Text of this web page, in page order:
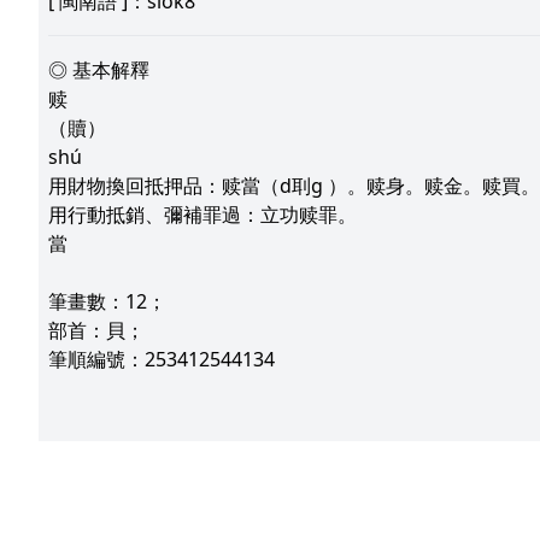
◎ 基本解釋
赎
（贖）
shú
用財物換回抵押品：赎當（d刵g ）。赎身。赎金。赎買
用行動抵銷、彌補罪過：立功赎罪。
當
筆畫數：12；
部首：貝；
筆順編號：253412544134